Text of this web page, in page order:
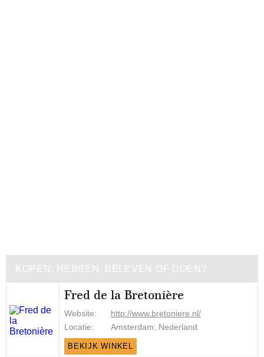
KOPEN, HEBBEN, BELEVEN OF DOEN?
Fred de la Bretonière
Website:
http://www.bretoniere.nl/
Locatie:
Amsterdam, Nederland
BEKIJK WINKEL